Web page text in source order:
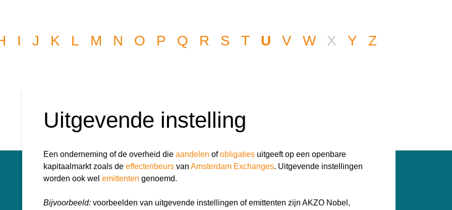
I J K L M N O P Q R S T U V W X Y Z
Uitgevende instelling
Een onderneming of de overheid die aandelen ofobligaties uitgeeft op een openbare
kapitaalmarkt zoals de effectenbeurs van Amsterdam Exchanges. Uitgevende instellingen
worden ook wel emittenten genoemd.
Bijvoorbeeld: voorbeelden van uitgevende instellingen of emittenten zijn AKZO Nobel,
Wat wil je opzoeken?